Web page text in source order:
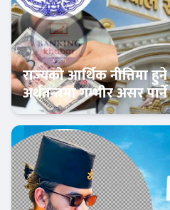
Banner News
राज्यको आर्थिक नीतिमा
अर्थतन्त्रमा गम्भीर असर पार्ने